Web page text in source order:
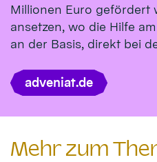
Millionen Euro gefördert
ansetzen, wo die Hilfe
an der Basis, direkt bei
adveniat.de
Mehr zum